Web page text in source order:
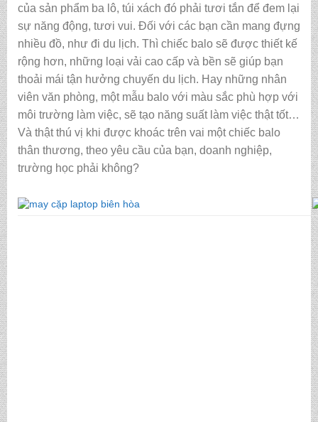
của sản phẩm ba lô, túi xách đó phải tươi tắn để đem lại
sự năng động, tươi vui. Đối với các bạn cần mang đựng
nhiều đồ, như đi du lịch. Thì chiếc balo sẽ được thiết kế
rộng hơn, những loại vải cao cấp và bền sẽ giúp bạn
thoải mái tận hưởng chuyến du lịch. Hay những nhân
viên văn phòng, một mẫu balo với màu sắc phù hợp với
môi trường làm việc, sẽ tạo năng suất làm việc thật tốt…
Và thật thú vị khi được khoác trên vai một chiếc balo
thân thương, theo yêu cầu của bạn, doanh nghiệp,
trường học phải không?